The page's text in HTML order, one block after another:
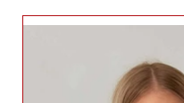
mirtill.barcza@helloroar.hu